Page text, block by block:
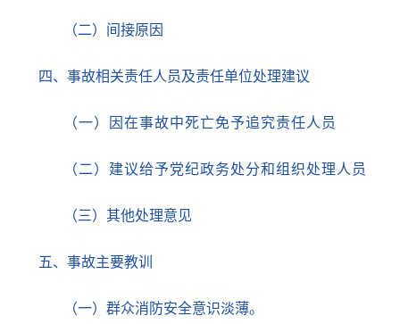
（二）间接原因
四、事故相关责任人员及责任单位处理建议
（一） 因在事故中死亡免予追究责任人员
（二）建议给予党纪政务处分和组织处理人员
（三）其他处理意见
五、事故主要教训
（一）群众消防安全意识淡薄。